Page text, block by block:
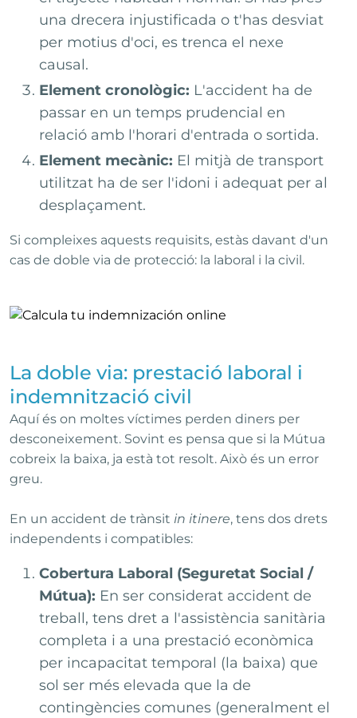
una drecera injustificada o t'has desviat
per motius d'oci, es trenca el nexe
causal.
Element cronològic: L'accident ha de
passar en un temps prudencial en
relació amb l'horari d'entrada o sortida.
Element mecànic: El mitjà de transport
utilitzat ha de ser l'idoni i adequat per al
desplaçament.
Si compleixes aquests requisits, estàs davant d'un
cas de doble via de protecció: la laboral i la civil.
La doble via: prestació laboral i
indemnització civil
Aquí és on moltes víctimes perden diners per
desconeixement. Sovint es pensa que si la Mútua
cobreix la baixa, ja està tot resolt. Això és un error
greu.
En un accident de trànsit in itinere, tens dos drets
independents i compatibles:
Cobertura Laboral (Seguretat Social /
Mútua): En ser considerat accident de
treball, tens dret a l'assistència sanitària
completa i a una prestació econòmica
per incapacitat temporal (la baixa) que
sol ser més elevada que la de
contingències comunes (generalment el